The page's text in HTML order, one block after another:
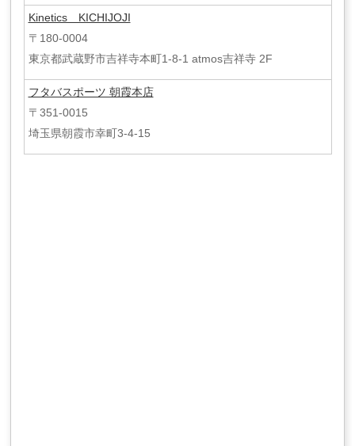
Kinetics KICHIJOJI
〒180-0004
東京都武蔵野市吉祥寺本町1-8-1 atmos吉祥寺 2F
フタバスポーツ 朝霞本店
〒351-0015
埼玉県朝霞市幸町3-4-15